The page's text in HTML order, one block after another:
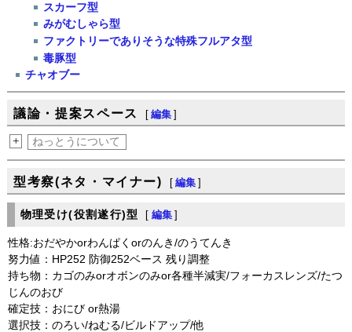
スカーフ型
みがむしゃら型
ファクトリーでありそうな特殊フルアタ型
毒豚型
チャオブー
議論・提案スペース [ 編集 ]
+ ねっとうについて
型考察(ネタ・マイナー) [ 編集 ]
物理受け(役割遂行)型 [ 編集 ]
性格:おだやかorわんぱくorのんき/のうてんき
努力値：HP252 防御252ベース 残り調整
持ち物：カゴのみorオボンのみor各種半減実/フォーカスレンズ/たつ
じんのおび
確定技：おにび or熱湯
選択技：のろい/ねむる/ビルドアップ/他